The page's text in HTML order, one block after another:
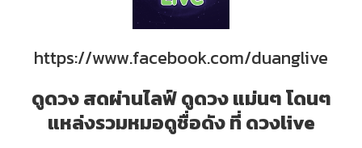
https://www.facebook.com/duanglive
ดูดวง สดผ่านไลฟ์ ดูดวง แม่นๆ โดนๆ
แหล่งรวมหมอดูชื่อดัง ที่ ดวงlive